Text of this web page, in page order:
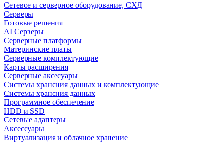
Сетевое и серверное оборудование, СХД
Cерверы
Готовые решения
AI Серверы
Серверные платформы
Материнские платы
Серверные комплектующие
Карты расширения
Серверные аксесуары
Системы хранения данных и комплектующие
Системы хранения данных
Программное обеспечение
HDD и SSD
Сетевые адаптеры
Аксессуары
Виртуализация и облачное хранение